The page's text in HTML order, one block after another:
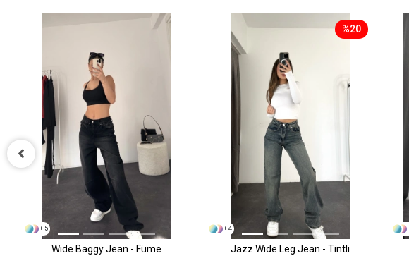
+ 5
Wide Baggy Jean - Füme
%20
+ 4
Jazz Wide Leg Jean - Tintli